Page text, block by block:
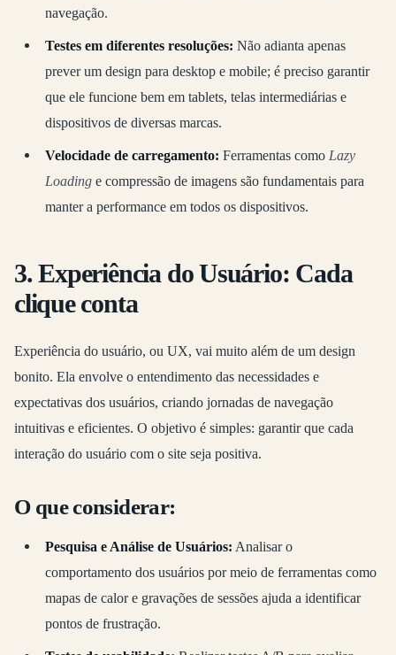
navegação.
Testes em diferentes resoluções: Não adianta apenas
prever um design para desktop e mobile; é preciso garantir
que ele funcione bem em tablets, telas intermediárias e
dispositivos de diversas marcas.
Velocidade de carregamento: Ferramentas como Lazy
Loadinge compressão de imagens são fundamentais para
manter a performance em todos os dispositivos.
3. Experiência do Usuário: Cada
clique conta
Experiência do usuário, ou UX, vai muito além de um design
bonito. Ela envolve o entendimento das necessidades e
expectativas dos usuários, criando jornadas de navegação
intuitivas e eficientes. O objetivo é simples: garantir que cada
interação do usuário com o site seja positiva.
O que considerar:
Pesquisa e Análise de Usuários: Analisar o
comportamento dos usuários por meio de ferramentas como
mapas de calor e gravações de sessões ajuda a identificar
pontos de frustração.